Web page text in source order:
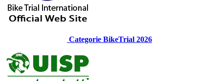
Categorie BikeTrial 2026